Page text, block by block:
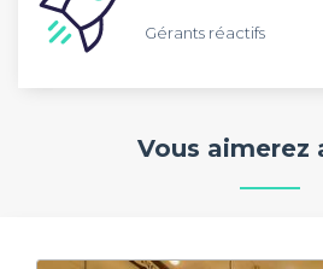
Gérants réactifs
Vous aimerez